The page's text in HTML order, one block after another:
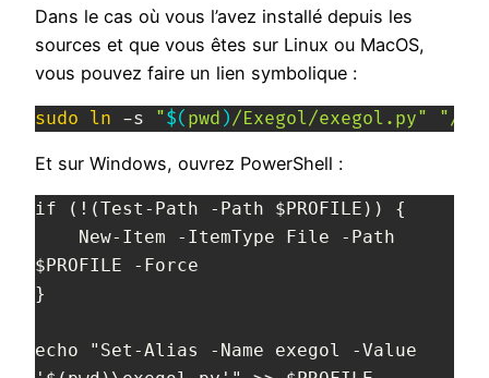
Dans le cas où vous l’avez installé depuis les
sources et que vous êtes sur Linux ou MacOS,
vous pouvez faire un lien symbolique :
sudo ln -s "$( pwd )/Exegol/exegol.py" "/
Et sur Windows, ouvrez PowerShell :
if (!(Test-Path -Path $PROFILE)) {
$PROFILE -Force
}
echo "Set-Alias -Name exegol -Value